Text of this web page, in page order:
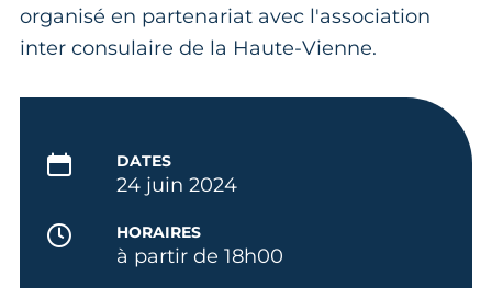
organisé en partenariat avec l'association
inter consulaire de la Haute-Vienne.
DATES
24 juin 2024
HORAIRES
à partir de 18h00